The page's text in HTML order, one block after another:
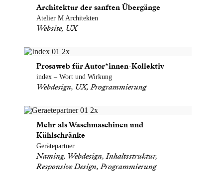
Architektur der sanften Übergänge
Atelier M Architekten
Website, UX
Prosaweb für Autor*innen-Kollektiv
index – Wort und Wirkung
Webdesign, UX, Programmierung
Mehr als Waschmaschinen und
Kühlschränke
Gerätepartner
Naming, Webdesign, Inhaltsstruktur,
Responsive Design, Programmierung